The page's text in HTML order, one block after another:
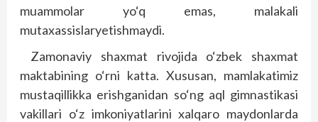
muammolar yo‘q emas, malakali
mutaxassislaryetishmaydi.
Zamonaviy shaxmat rivojida o‘zbek shaxmat
maktabining o‘rni katta. Xususan, mamlakatimiz
mustaqillikka erishganidan so‘ng aql gimnastikasi
vakillari o‘z imkoniyatlarini xalq­aro maydonlarda